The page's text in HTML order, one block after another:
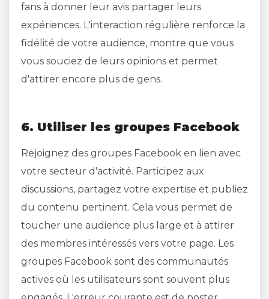
fans à donner leur avis partager leurs
expériences. L'interaction régulière renforce la
fidélité de votre audience, montre que vous
vous souciez de leurs opinions et permet
d'attirer encore plus de gens.
6. Utiliser les groupes Facebook
Rejoignez des groupes Facebook en lien avec
votre secteur d'activité. Participez aux
discussions, partagez votre expertise et publiez
du contenu pertinent. Cela vous permet de
toucher une audience plus large et à attirer
des membres intéressés vers votre page. Les
groupes Facebook sont des communautés
actives où les utilisateurs sont souvent plus